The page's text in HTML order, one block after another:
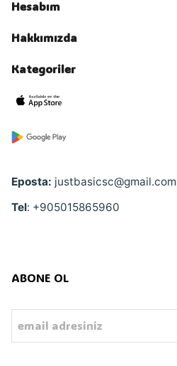
Hesabım
Hakkımızda
Kategoriler
Eposta: justbasicsc@gmail.com
Tel: +905015865960
ABONE OL